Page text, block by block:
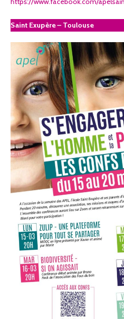
Saint Exupère – Toulouse